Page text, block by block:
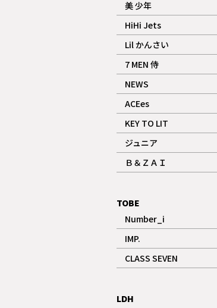
美 少年
記事
HiHi Jets
記事
Lil かんさい
記事
7 MEN 侍
記事
NEWS
記事
ACEes
記事
KEY TO LIT
記事
ジュニア
記事
Ｂ＆ＺＡＩ
記事
TOBE
Number_i
記事
IMP.
記事
CLASS SEVEN
記事
LDH